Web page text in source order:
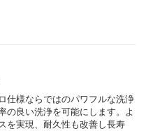
仕様ならではのパワフルな洗浄
の良い洗浄を可能にします。よ
を実現、耐久性も改善し長寿